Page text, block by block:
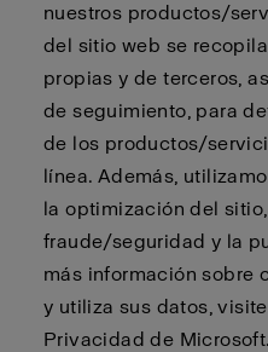
nuestros productos/
del sitio web se
propias y de terceros,
de seguimiento, para
de los productos/
línea. Además,
la optimización del
fraude/seguridad y la
más información sobre
y utiliza sus datos,
Privacidad de Microsoft.